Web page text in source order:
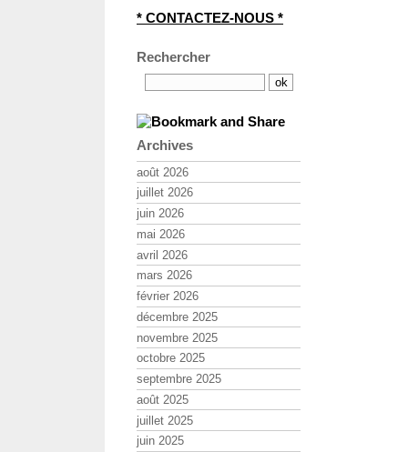
* CONTACTEZ-NOUS *
Rechercher
Archives
août 2026
juillet 2026
juin 2026
mai 2026
avril 2026
mars 2026
février 2026
décembre 2025
novembre 2025
octobre 2025
septembre 2025
août 2025
juillet 2025
juin 2025